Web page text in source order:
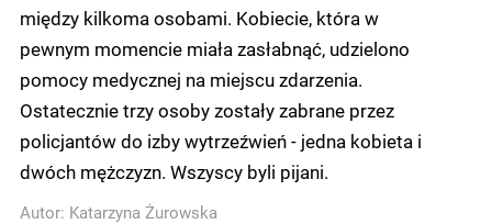
między kilkoma osobami. Kobiecie, która w
pewnym momencie miała zasłabnąć, udzielono
pomocy medycznej na miejscu zdarzenia.
Ostatecznie trzy osoby zostały zabrane przez
policjantów do izby wytrzeźwień - jedna kobieta i
dwóch mężczyzn. Wszyscy byli pijani.
Autor: Katarzyna Żurowska